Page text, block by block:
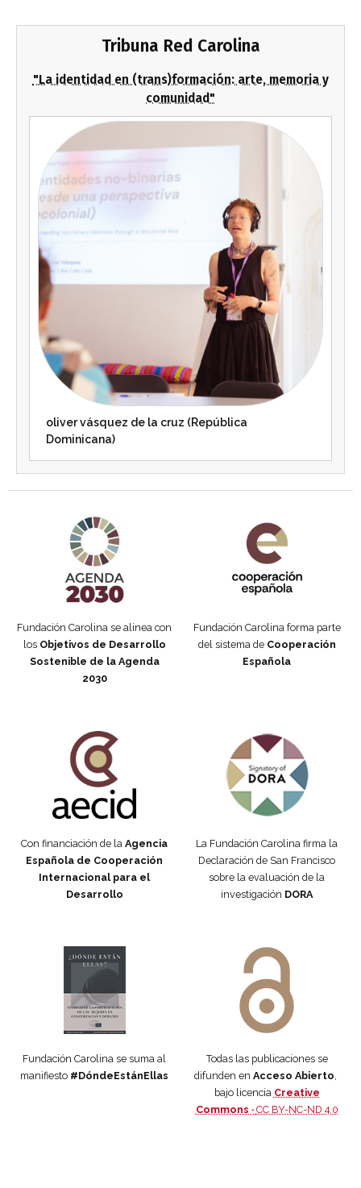
Tribuna Red Carolina
"La identidad en (trans)formación: arte, memoria y
comunidad"
oliver vásquez de la cruz (República
Dominicana)
Fundación Carolina se alinea con
los Objetivos de Desarrollo
Sostenible de la Agenda
2030
Fundación Carolina forma parte
del sistema de Cooperación
Española
Con financiación de la Agencia
Española de Cooperación
Internacional para el
Desarrollo
La Fundación Carolina firma la
Declaración de San Francisco
sobre la evaluación de la
investigación DORA
Fundación Carolina se suma al
manifiesto #DóndeEstánEllas
Todas las publicaciones se
difunden en Acceso Abierto,
bajo licencia Creative
Commons · CC BY-NC-ND 4.0